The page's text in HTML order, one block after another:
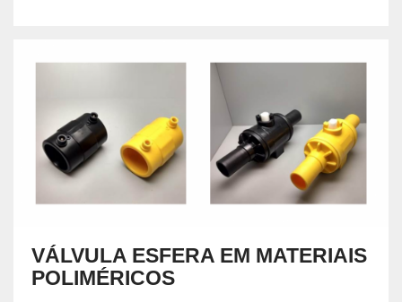
VÁLVULA ESFERA EM MATERIAIS
POLIMÉRICOS